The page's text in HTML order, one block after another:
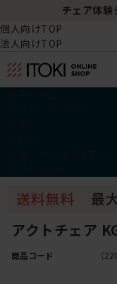
チェア体験
個人向けTOP
法人向けTOP
アクトチェア
商品コード （